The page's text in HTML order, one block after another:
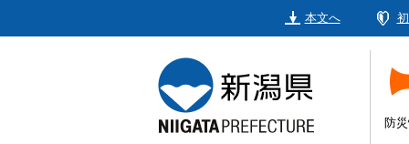
本文へ
防